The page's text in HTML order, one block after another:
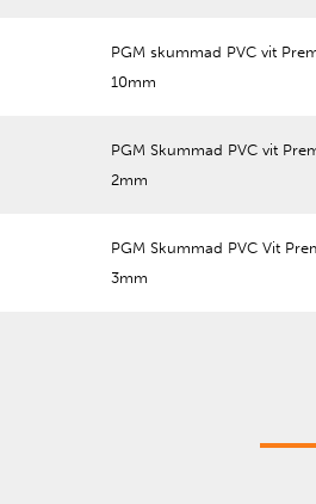
PGM skummad PVC vit
10mm
PGM Skummad PVC vit
2mm
PGM Skummad PVC Vit
3mm